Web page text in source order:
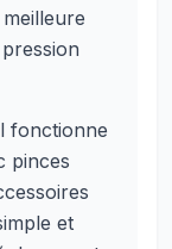
fonctionne
pinces
et